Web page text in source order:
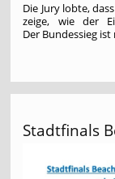
Die Jury lobte,
zeige, wie der
Der Bundessieg
Stadtfinals